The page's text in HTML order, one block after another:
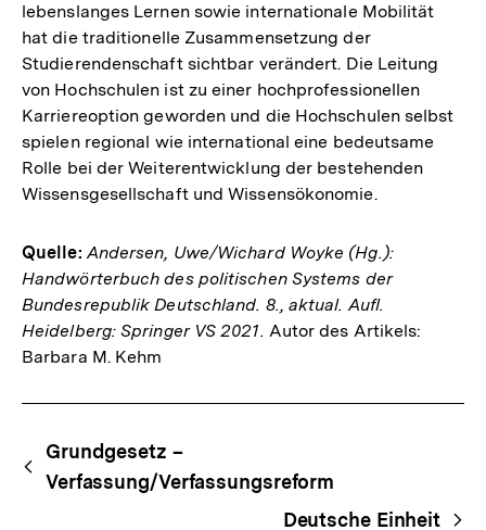
lebenslanges Lernen sowie internationale Mobilität
hat die traditionelle Zusammensetzung der
Studierendenschaft sichtbar verändert. Die Leitung
von Hochschulen ist zu einer hochprofessionellen
Karriereoption geworden und die Hochschulen selbst
spielen regional wie international eine bedeutsame
Rolle bei der Weiterentwicklung der bestehenden
Wissensgesellschaft und Wissensökonomie.
Quelle: Andersen, Uwe/Wichard Woyke (Hg.):
Handwörterbuch des politischen Systems der
Bundesrepublik Deutschland. 8., aktual. Aufl.
Heidelberg: Springer VS 2021. Autor des Artikels:
Barbara M. Kehm
Begriffsnavigation
Content-
Navigation
Grundgesetz –
Verfassung/Verfassungsreform
Deutsche Einheit